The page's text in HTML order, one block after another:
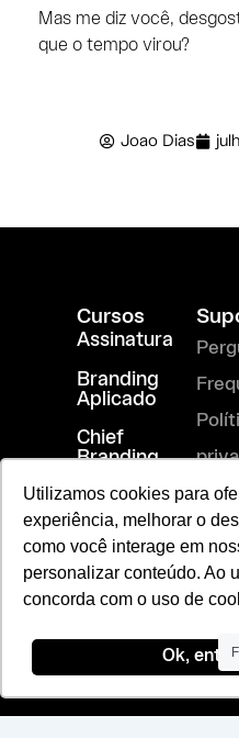
Utilizamos cookies para
experiência, melhorar o
como você interage em
personalizar conteúdo. Ao
concorda com o uso de
Ok,
Mas me diz você,
que o tempo virou?
Joao Dias
Cursos
Assinatura
Branding
Aplicado
Chief
Branding
Uso